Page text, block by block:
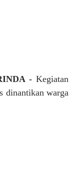
- Kegiatan
dinantikan warga